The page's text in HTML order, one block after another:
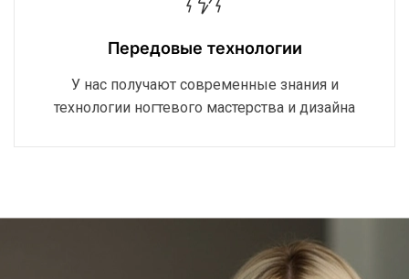
Передовые технологии
У нас получают современные знания и
технологии ногтевого мастерства и дизайна